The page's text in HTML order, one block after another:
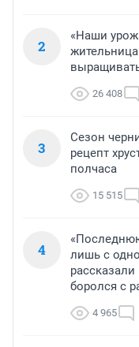
2
«Наши
26 408
3
Сезон
рецепт
полчаса
15 515
4
лишь с
боролся с
4 965